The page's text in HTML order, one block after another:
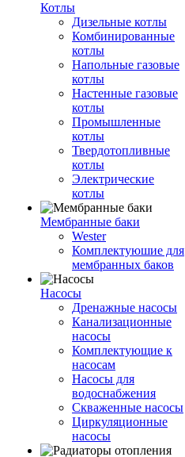
Котлы
Дизельные котлы
Комбинированные
котлы
Напольные газовые
котлы
Настенные газовые
котлы
Промышленные
котлы
Твердотопливные
котлы
Электрические
котлы
Мембранные баки
Wester
Комплектуюшие для
мембранных баков
Насосы
Дренажные насосы
Канализационные
насосы
Комплектующие к
насосам
Насосы для
водоснабжения
Скваженные насосы
Циркуляционные
насосы